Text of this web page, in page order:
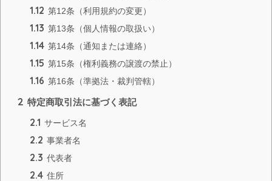
1.12 第12条（利用規約の変更）
1.13 第13条（個人情報の取扱い）
1.14 第14条（通知または連絡）
1.15 第15条（権利義務の譲渡の禁止）
1.16 第16条（準拠法・裁判管轄）
2 特定商取引法に基づく表記
2.1 サービス名
2.2 事業者名
2.3 代表者
2.4 住所